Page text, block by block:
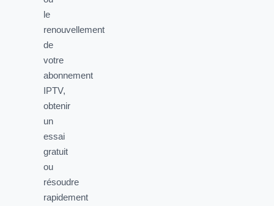
le
renouvellement
de
votre
abonnement
IPTV,
obtenir
un
essai
gratuit
ou
résoudre
rapidement